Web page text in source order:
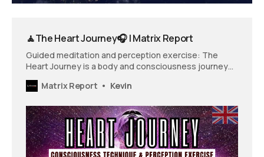
🧘The Heart Journey🎧 | Matrix Report
Guided meditation and perception exercise: The
Heart Journey is a body and consciousness journey
for deep relaxation and intense body awareness.
Experience silence, feel yourself and your body, and
Matrix Report Kevin